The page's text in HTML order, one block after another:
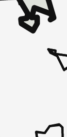
uns zeitnah